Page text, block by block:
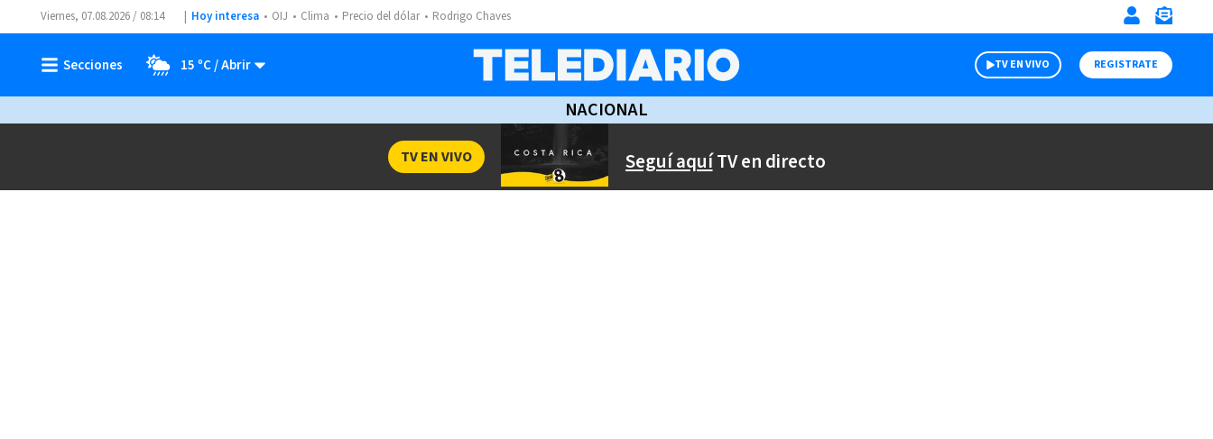
Viernes, 07.08.2026 / 08:14 Hoy interesa OIJ Clima Precio del dólar Rodrigo Chaves
15 ºC TV EN VIVO REGISTRATE
NACIONAL
Seguí aquíTV en directo
TV EN VIVO